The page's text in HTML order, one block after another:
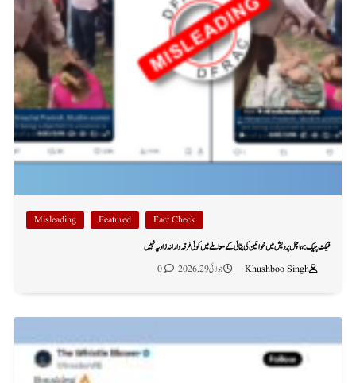
Fact Check
Featured
Misleading
فیکٹ چیک: ہماچل پردیش میں خواتین کی پٹائی کے معاملے میں کوئی فرقہ وارانہ زاویہ نہیں
Khushboo Singh
جولائی 29, 2026 0